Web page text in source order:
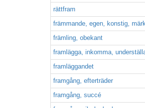
rättfram
främmande, egen, konstig,
främling, obekant
framlägga, inkomma,
framläggandet
framgång, efterträder
framgång, succé